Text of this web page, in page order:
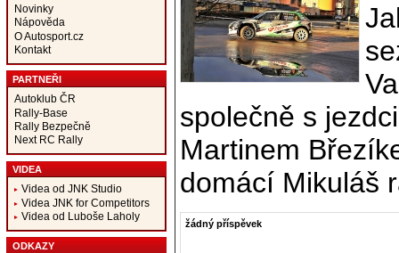
Novinky
Nápověda
O Autosport.cz
Kontakt
PARTNEŘI
Autoklub ČR
Rally-Base
Rally Bezpečně
Next RC Rally
VIDEA
Videa od JNK Studio
Videa JNK for Competitors
Videa od Luboše Laholy
ODKAZY
společně s
Martinem
domácí Mikuláš
žádný příspěvek